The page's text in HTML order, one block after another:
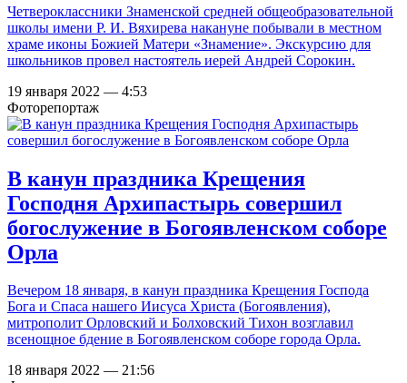
Четвероклассники Знаменской средней общеобразовательной
школы имени Р. И. Вяхирева накануне побывали в местном
храме иконы Божией Матери «Знамение». Экскурсию для
школьников провел настоятель иерей Андрей Сорокин.
19 января 2022 — 4:53
Фоторепортаж
В канун праздника Крещения
Господня Архипастырь совершил
богослужение в Богоявленском соборе
Орла
Вечером 18 января, в канун праздника Крещения Господа
Бога и Спаса нашего Иисуса Христа (Богоявления),
митрополит Орловский и Болховский Тихон возглавил
всенощное бдение в Богоявленском соборе города Орла.
18 января 2022 — 21:56